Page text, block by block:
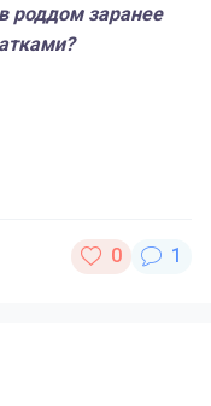
роддом заранее